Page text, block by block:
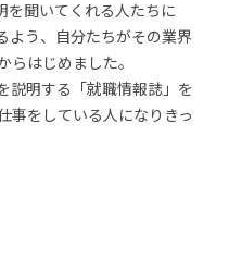
を聞いてくれる人たちに
よう、自分たちがその業界
はじめました。
説明する「就職情報誌」を
事をしている人になりきっ